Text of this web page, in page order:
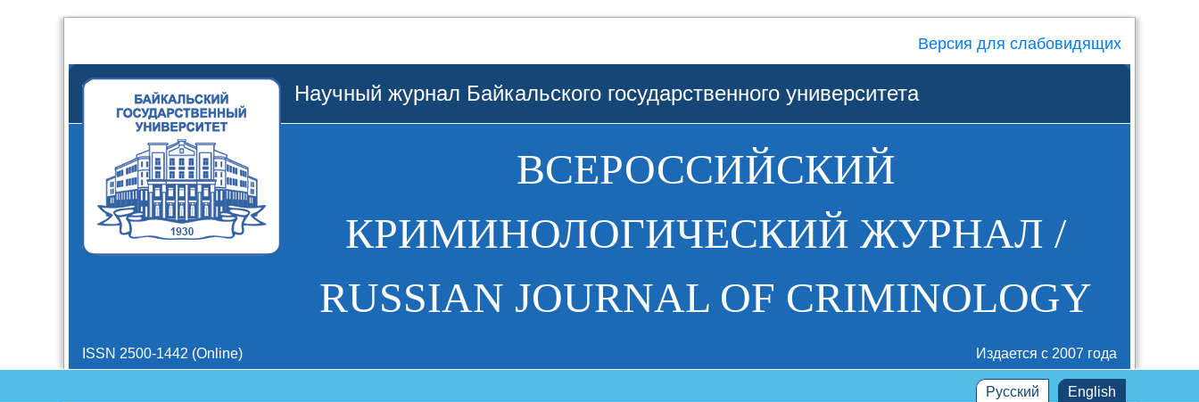
Версия для слабовидящих
Научный журнал Байкальского государственного университета
ВСЕРОССИЙСКИЙ
КРИМИНОЛОГИЧЕСКИЙ ЖУРНАЛ /
RUSSIAN JOURNAL OF CRIMINOLOGY
ISSN 2500-1442 (Online) Издается с 2007 года
Русский English